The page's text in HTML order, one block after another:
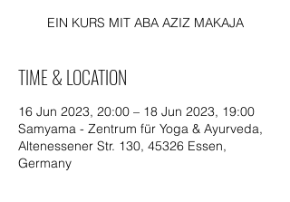
EIN KURS MIT ABA AZIZ MAKAJA
TIME & LOCATION
16 Jun 2023, 20:00 – 18 Jun 2023, 19:00
Samyama - Zentrum für Yoga & Ayurveda,
Altenessener Str. 130, 45326 Essen,
Germany